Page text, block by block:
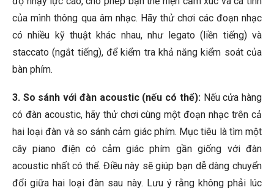
của mình thông qua âm nhạc. Hãy thử chơi các đoạn nhạc
có nhiều kỹ thuật khác nhau, như legato (liền tiếng) và
staccato (ngắt tiếng), để kiểm tra khả năng kiểm soát của
bàn phím.
3. So sánh với đàn acoustic (nếu có thể):Nếu cửa hàng
có đàn acoustic, hãy thử chơi cùng một đoạn nhạc trên cả
hai loại đàn và so sánh cảm giác phím. Mục tiêu là tìm một
cây piano điện có cảm giác phím gần giống với đàn
acoustic nhất có thể. Điều này sẽ giúp bạn dễ dàng chuyển
đổi giữa hai loại đàn sau này. Lưu ý rằng không phải lúc